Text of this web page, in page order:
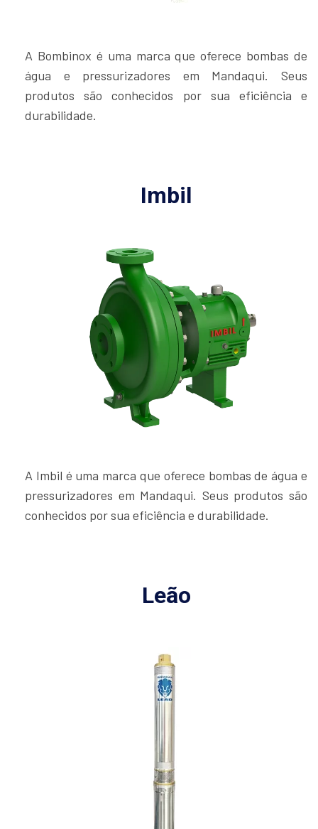
A Bombinox é uma marca que oferece bombas de
água e pressurizadores em Mandaqui. Seus
produtos são conhecidos por sua eficiência e
durabilidade.
Imbil
A Imbil é uma marca que oferece bombas de água e
pressurizadores em Mandaqui. Seus produtos são
conhecidos por sua eficiência e durabilidade.
Leão